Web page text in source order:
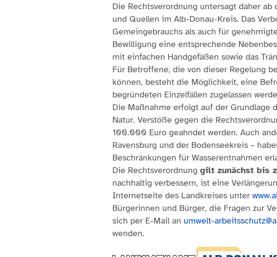
Die Rechtsverordnung untersagt daher
und Quellen im Alb-Donau-Kreis. Das
Gemeingebrauchs als auch für
Bewilligung eine entsprechende
mit einfachen Handgefäßen sowie das
Für Betroffene, die von dieser Regelung
können, besteht die Möglichkeit, eine
begründeten Einzelfällen zugelassen
Die Maßnahme erfolgt auf der Grundlage
Natur. Verstöße gegen die
100.000 Euro geahndet werden. Auch
Ravensburg und der Bodenseekreis –
Beschränkungen für Wasserentnahmen
Die Rechtsverordnung gilt zunächst bis
nachhaltig verbessern, ist eine
Internetseite des Landkreises unter
Bürgerinnen und Bürger, die Fragen zur
sich per E-Mail an umwelt-
wenden.